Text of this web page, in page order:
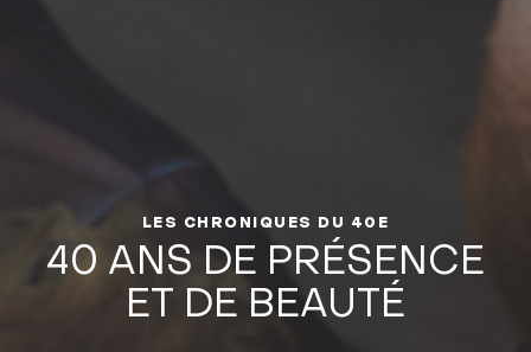
LES CHRONIQUES DU 40E
40 ANS DE PRÉSENCE
ET DE BEAUTÉ